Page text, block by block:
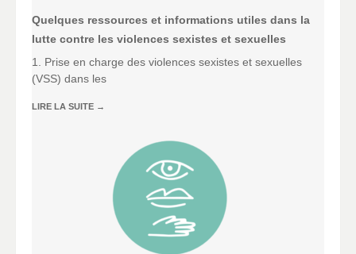
Quelques ressources et informations utiles dans la
lutte contre les violences sexistes et sexuelles
1. Prise en charge des violences sexistes et sexuelles
(VSS) dans les
LIRE LA SUITE →